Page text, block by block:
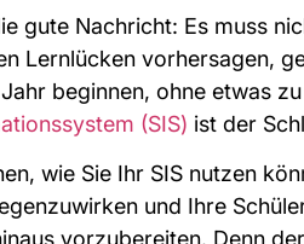
gute Nachricht: Es muss
Lernlücken vorhersagen,
beginnen, ohne etwas
(SIS) ist der
wie Sie Ihr SIS nutzen
und Ihre
vorzubereiten. Denn